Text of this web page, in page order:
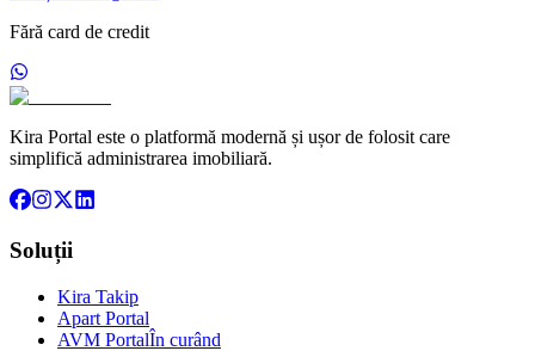
Fără card de credit
Kira Portal este o platformă modernă și ușor de folosit care
simplifică administrarea imobiliară.
Soluții
Kira Takip
Apart Portal
AVM PortalÎn curând